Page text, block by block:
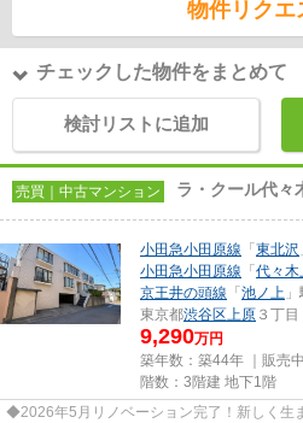
物件リクエ
チェックした物件をまとめて
検討リストに追加
売買｜中古マンション ラ・クール代々
小田急小田原線 「 東北沢
小田急小田原線 「 代々木
京王井の頭線 「 池ノ上
東京都渋谷区上原 ３丁目
9,290万円
築年数：築44年 ｜販売中
階数：3階建 地下1階
◆2026年5月リノベーション完了！新しく生